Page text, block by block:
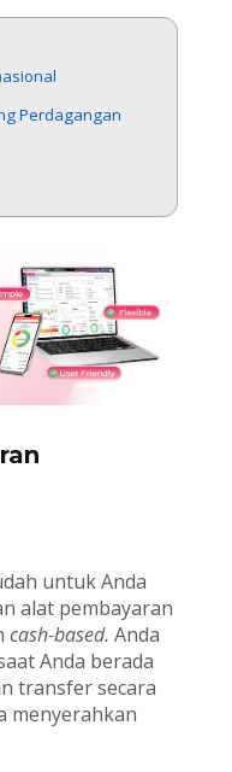
Perdagangan
untuk Anda
alat pembayaran
cash-based. Anda
Anda berada
transfer secara
menyerahkan